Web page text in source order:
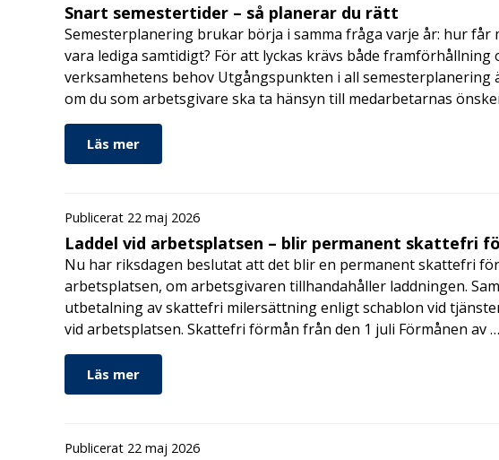
Snart semestertider – så planerar du rätt
Semesterplanering brukar börja i samma fråga varje år: hur får
vara lediga samtidigt? För att lyckas krävs både framförhållning
verksamhetens behov Utgångspunkten i all semesterplanering
om du som arbetsgivare ska ta hänsyn till medarbetarnas
Läs mer
Publicerat 22 maj 2026
Laddel vid arbetsplatsen – blir permanent skattefri
Nu har riksdagen beslutat att det blir en permanent skattefri
arbetsplatsen, om arbetsgivaren tillhandahåller laddningen.
utbetalning av skattefri milersättning enligt schablon vid
vid arbetsplatsen. Skattefri förmån från den 1 juli Förmånen av …
Läs mer
Publicerat 22 maj 2026